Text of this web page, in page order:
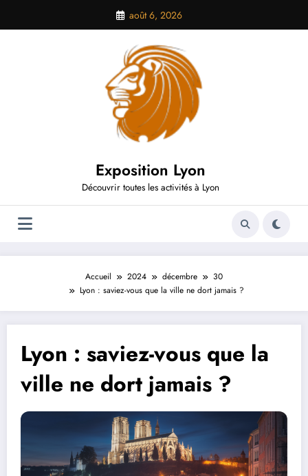
contenu
août 6, 2026
Exposition Lyon
Découvrir toutes les activités à Lyon
Accueil 2024 décembre
30
Lyon : saviez-vous que la ville ne dort jamais ?
Lyon : saviez-vous que la
ville ne dort jamais ?